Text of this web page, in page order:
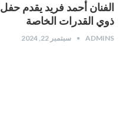
الفنان أحمد فريد يقدم حفل
ذوي القدرات الخاصة
ADMINS سبتمبر 22, 2024